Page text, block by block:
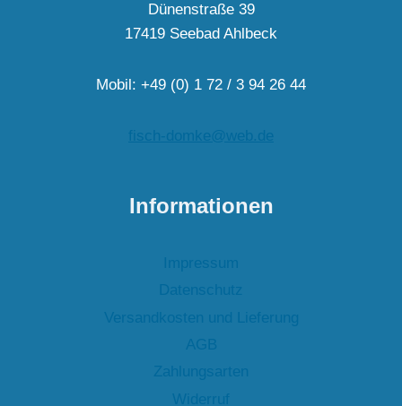
Dünenstraße 39
17419 Seebad Ahlbeck
Mobil: +49 (0) 1 72 / 3 94 26 44
fisch-domke@web.de
Informationen
Impressum
Datenschutz
Versandkosten und Lieferung
AGB
Zahlungsarten
Widerruf